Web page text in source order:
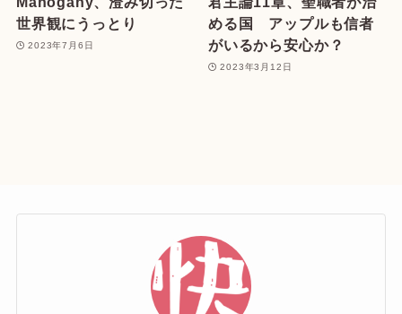
世界観にうっとり
2023年7月6日
める国 アップルも信者
がいるから安心か？
2023年3月12日